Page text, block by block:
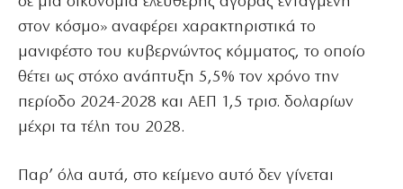
στον κόσμο» αναφέρει χαρακτηριστικά το
μανιφέστο του κυβερνώντος κόμματος, το οποίο
θέτει ως στόχο ανάπτυξη 5,5% τον χρόνο την
περίοδο 2024-2028 και ΑΕΠ 1,5 τρισ. δολαρίων
μέχρι τα τέλη του 2028.
Παρ’ όλα αυτά, στο κείμενο αυτό δεν γίνεται